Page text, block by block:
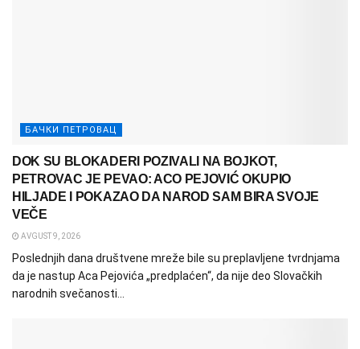
БАЧКИ ПЕТРОВАЦ
DOK SU BLOKADERI POZIVALI NA BOJKOT,
PETROVAC JE PEVAO: ACO PEJOVIĆ OKUPIO
HILJADE I POKAZAO DA NAROD SAM BIRA SVOJE
VEČE
AVGUST 9, 2026
Poslednjih dana društvene mreže bile su preplavljene tvrdnjama
da je nastup Aca Pejovića „predplaćen“, da nije deo Slovačkih
narodnih svečanosti...